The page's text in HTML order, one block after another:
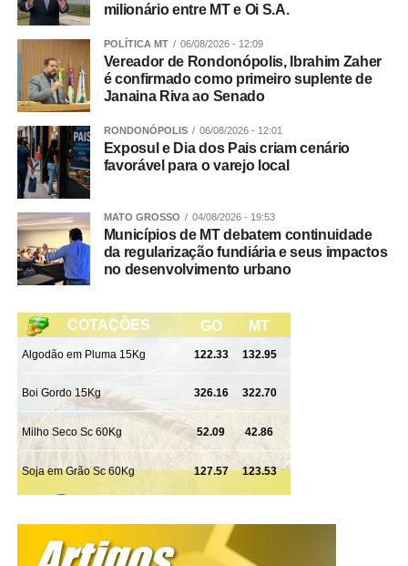
milionário entre MT e Oi S.A.
POLÍTICA MT 06/08/2026 - 12:09
Vereador de Rondonópolis, Ibrahim Zaher
é confirmado como primeiro suplente de
Janaina Riva ao Senado
RONDONÓPOLIS 06/08/2026 - 12:01
Exposul e Dia dos Pais criam cenário
favorável para o varejo local
MATO GROSSO 04/08/2026 - 19:53
Municípios de MT debatem continuidade
da regularização fundiária e seus impactos
no desenvolvimento urbano